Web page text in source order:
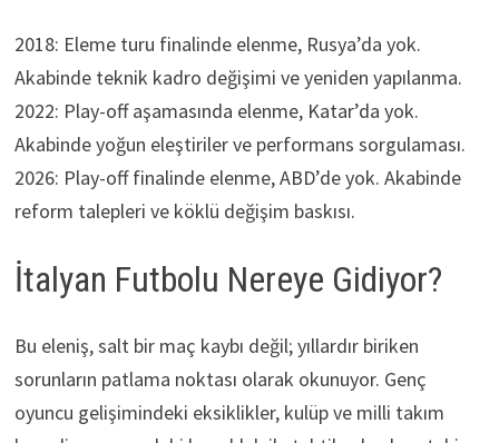
2018: Eleme turu finalinde elenme, Rusya’da yok.
Akabinde teknik kadro değişimi ve yeniden yapılanma.
2022: Play-off aşamasında elenme, Katar’da yok.
Akabinde yoğun eleştiriler ve performans sorgulaması.
2026: Play-off finalinde elenme, ABD’de yok. Akabinde
reform talepleri ve köklü değişim baskısı.
İtalyan Futbolu Nereye Gidiyor?
Bu eleniş, salt bir maç kaybı değil; yıllardır biriken
sorunların patlama noktası olarak okunuyor. Genç
oyuncu gelişimindeki eksiklikler, kulüp ve milli takım